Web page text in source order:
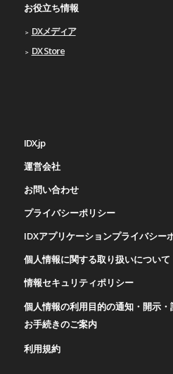
お役立ち情報
DXメディア
DX Store
IDX.jp
運営会社
お問い合わせ
プライバシーポリシー
IDXアプリケーションプライバシー
個人情報に関する取り扱いについて
情報セキュリティポリシー
個人情報の利用目的の通知・開示
お手続きのご案内
利用規約